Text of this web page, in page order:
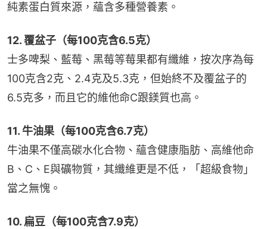
純素蛋白質來源，蘊含多種營養素。
12. 覆盆子（每100克含6.5克）
士多啤梨、藍莓、黑莓等莓果都有纖維，按次序為每
100克含2克、2.4克及5.3克，但始終不及覆盆子的
6.5克多，而且它的維他命C跟鎂質也高。
11. 牛油果（每100克含6.7克）
牛油果不僅高碳水化合物、蘊含健康脂肪、高維他命
B、C、E與礦物質，其纖維更是不低，「超級食物」
當之無愧。
10. 扁豆（每100克含7.9克）